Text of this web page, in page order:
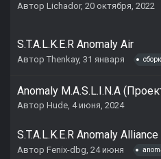
Автор Lichador, 20 октября, 2022
S.T.A.L.K.E.R Anomaly Air
Автор Thenkay, 31 января
Anomaly M.A.S.L.I.N.A
Автор Hude, 4 июня, 2024
S.T.A.L.K.E.R Anomaly
Автор Fenix-dbg, 24 июня